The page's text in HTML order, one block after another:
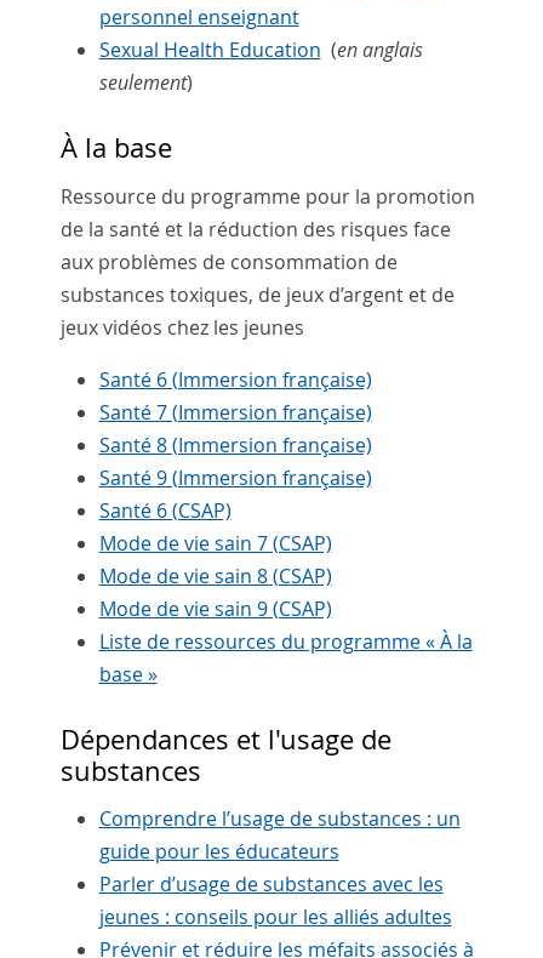
personnel enseignant
Sexual Health Education (en anglais
seulement)
À la base
Ressource du programme pour la promotion
de la santé et la réduction des risques face
aux problèmes de consommation de
substances toxiques, de jeux d’argent et de
jeux vidéos chez les jeunes
Santé 6 (Immersion française)
Santé 7 (Immersion française)
Santé 8 (Immersion française)
Santé 9 (Immersion française)
Santé 6 (CSAP)
Mode de vie sain 7 (CSAP)
Mode de vie sain 8 (CSAP)
Mode de vie sain 9 (CSAP)
Liste de ressources du programme « À la
base »
Dépendances et l'usage de
substances
Comprendre l’usage de substances : un
guide pour les éducateurs
Parler d’usage de substances avec les
jeunes : conseils pour les alliés adultes
Prévenir et réduire les méfaits associés à